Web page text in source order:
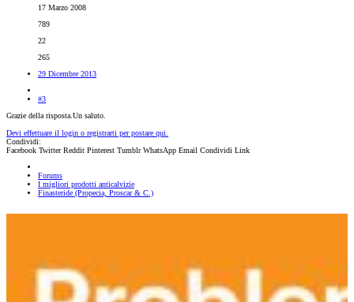
17 Marzo 2008
789
22
265
29 Dicembre 2013
#3
Grazie della risposta.Un saluto.
Devi effettuare il login o registrarti per postare qui.
Condividi:
Facebook Twitter Reddit Pinterest Tumblr WhatsApp Email Condividi Link
Forums
I migliori prodotti anticalvizie
Finasteride (Propecia, Proscar & C.)